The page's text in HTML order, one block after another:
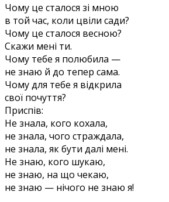
Чому це сталося зі мною
в той час, коли цвіли сади?
Чому це сталося весною?
Скажи мені ти.
Чому тебе я полюбила —
не знаю й до тепер сама.
Чому для тебе я відкрила
свої почуття?
Приспів:
Не знала, кого кохала,
не знала, чого страждала,
не знала, як бути далі мені.
Не знаю, кого шукаю,
не знаю, на що чекаю,
не знаю — нічого не знаю я!